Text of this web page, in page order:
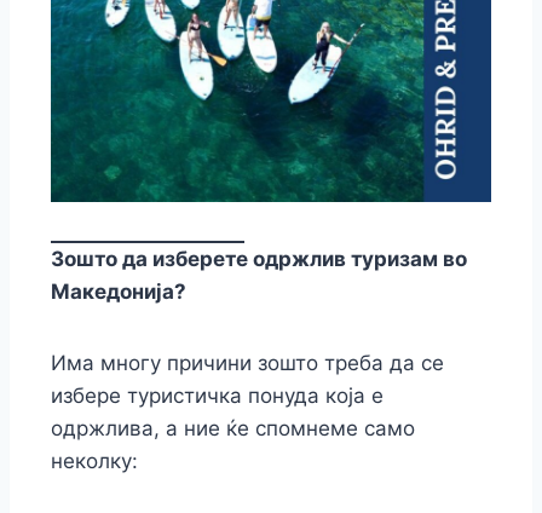
Зошто да изберете одржлив туризам во
Македонија?
Има многу причини зошто треба да се
избере туристичка понуда која е
одржлива, а ние ќе спомнеме само
неколку: